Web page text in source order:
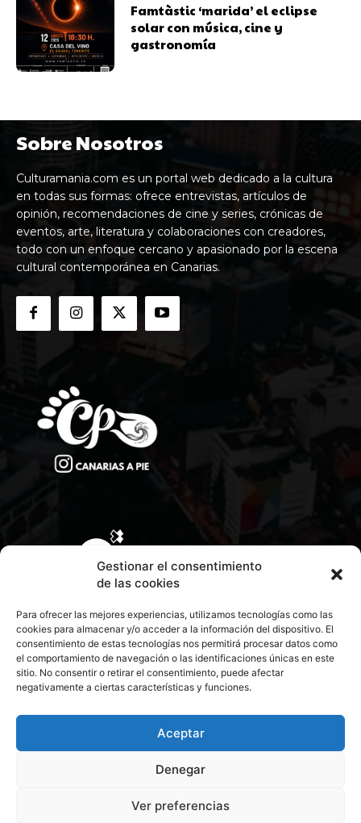
Gestionar el consentimiento
de las cookies
Para ofrecer las mejores experiencias, utilizamos tecnologías como las
cookies para almacenar y/o acceder a la información del dispositivo. El
consentimiento de estas tecnologías nos permitirá procesar datos como
el comportamiento de navegación o las identificaciones únicas en este
sitio. No consentir o retirar el consentimiento, puede afectar
negativamente a ciertas características y funciones.
Aceptar
Denegar
Ver preferencias
Famtàstic ‘marida’ el eclipse
solar con música, cine y
gastronomía
Sobre Nosotros
Culturamania.com es un portal web dedicado a la cultura
en todas sus formas: ofrece entrevistas, artículos de
opinión, recomendaciones de cine y series, crónicas de
eventos, arte, literatura y colaboraciones con creadores,
todo con un enfoque cercano y apasionado por la escena
cultural contemporánea en Canarias.
CONTACTA CON NOSOTROS